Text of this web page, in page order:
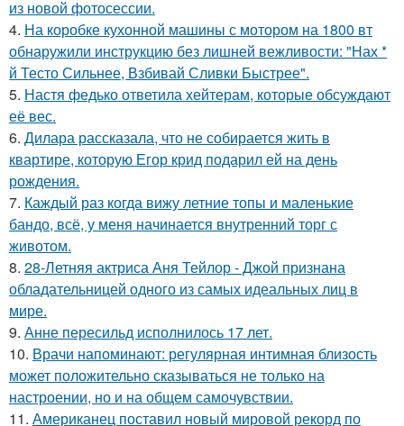
из новой фотосессии.
4. На коробке кухонной машины с мотором на 1800 вт
обнаружили инструкцию без лишней вежливости: "Нах *
й Тесто Сильнее, Взбивай Сливки Быстрее".
5. Настя федько ответила хейтерам, которые обсуждают
её вес.
6. Дилара рассказала, что не собирается жить в
квартире, которую Егор крид подарил ей на день
рождения.
7. Каждый раз когда вижу летние топы и маленькие
бандо, всё, у меня начинается внутренний торг с
животом.
8. 28-Летняя актриса Аня Тейлор - Джой признана
обладательницей одного из самых идеальных лиц в
мире.
9. Анне пересильд исполнилось 17 лет.
10. Врачи напоминают: регулярная интимная близость
может положительно сказываться не только на
настроении, но и на общем самочувствии.
11. Американец поставил новый мировой рекорд по